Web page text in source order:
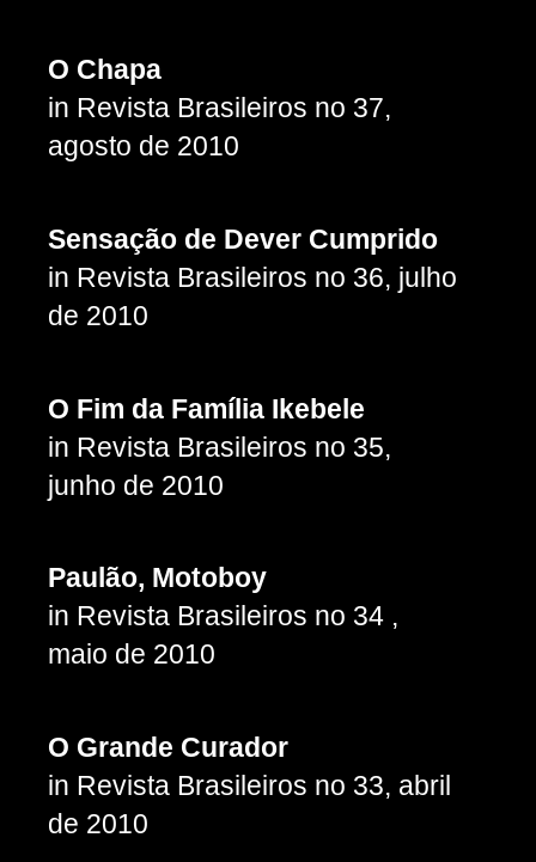
O Chapa
in Revista Brasileiros no 37,
agosto de 2010
Sensação de Dever Cumprido
in Revista Brasileiros no 36, julho
de 2010
O Fim da Família Ikebele
in Revista Brasileiros no 35,
junho de 2010
Paulão, Motoboy
in Revista Brasileiros no 34 ,
maio de 2010
O Grande Curador
in Revista Brasileiros no 33, abril
de 2010